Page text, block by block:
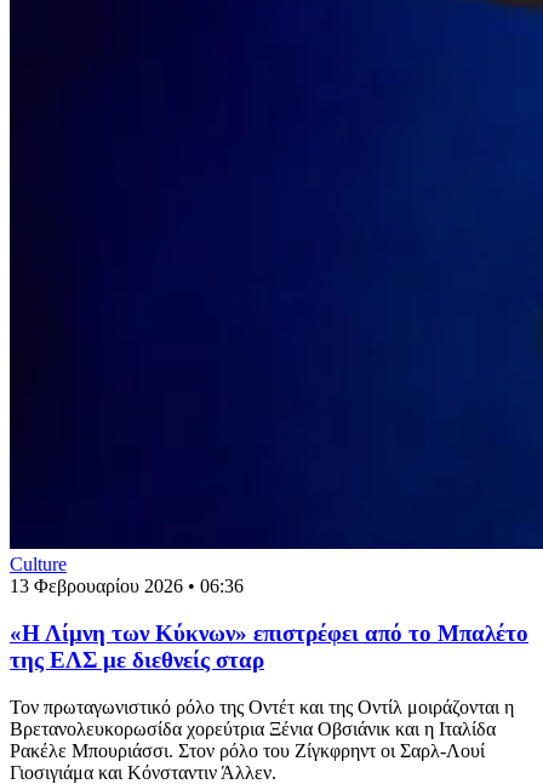
Culture
13 Φεβρουαρίου 2026 • 06:36
«Η Λίμνη των Κύκνων» επιστρέφει από το Μπαλέτο
της ΕΛΣ με διεθνείς σταρ
Τον πρωταγωνιστικό ρόλο της Οντέτ και της Οντίλ μοιράζονται η
Βρετανολευκορωσίδα χορεύτρια Ξένια Οβσιάνικ και η Ιταλίδα
Ρακέλε Μπουριάσσι. Στον ρόλο του Ζίγκφρηντ οι Σαρλ-Λουί
Γιοσιγιάμα και Κόνσταντιν Άλλεν.